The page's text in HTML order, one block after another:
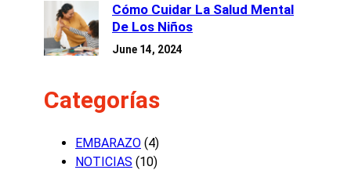
Cómo Cuidar La Salud Mental
De Los Niños
June 14, 2024
Categorías
EMBARAZO (4)
NOTICIAS (10)